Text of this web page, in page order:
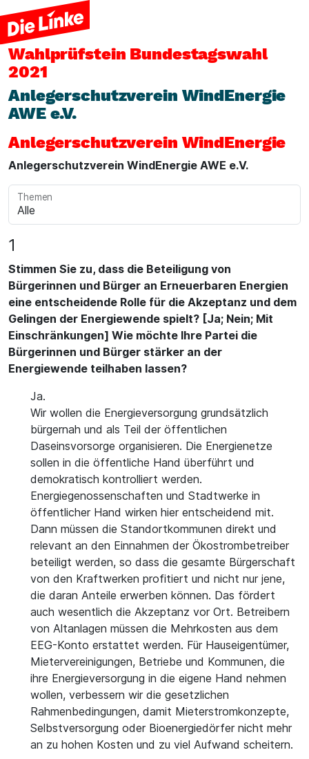
Wahlprüfstein Bundestagswahl
2021
Anlegerschutzverein WindEnergie
AWE e.V.
Anlegerschutzverein WindEnergie
Anlegerschutzverein WindEnergie AWE e.V.
Themen
1
Stimmen Sie zu, dass die Beteiligung von
Bürgerinnen und Bürger an Erneuerbaren Energien
eine entscheidende Rolle für die Akzeptanz und dem
Gelingen der Energiewende spielt? [Ja; Nein; Mit
Einschränkungen] Wie möchte Ihre Partei die
Bürgerinnen und Bürger stärker an der
Energiewende teilhaben lassen?
Ja.
Wir wollen die Energieversorgung grundsätzlich
bürgernah und als Teil der öffentlichen
Daseinsvorsorge organisieren. Die Energienetze
sollen in die öffentliche Hand überführt und
demokratisch kontrolliert werden.
Energiegenossenschaften und Stadtwerke in
öffentlicher Hand wirken hier entscheidend mit.
Dann müssen die Standortkommunen direkt und
relevant an den Einnahmen der Ökostrombetreiber
beteiligt werden, so dass die gesamte Bürgerschaft
von den Kraftwerken profitiert und nicht nur jene,
die daran Anteile erwerben können. Das fördert
auch wesentlich die Akzeptanz vor Ort. Betreibern
von Altanlagen müssen die Mehrkosten aus dem
EEG-Konto erstattet werden. Für Hauseigentümer,
Mietervereinigungen, Betriebe und Kommunen, die
ihre Energieversorgung in die eigene Hand nehmen
wollen, verbessern wir die gesetzlichen
Rahmenbedingungen, damit Mieterstromkonzepte,
Selbstversorgung oder Bioenergiedörfer nicht mehr
an zu hohen Kosten und zu viel Aufwand scheitern.